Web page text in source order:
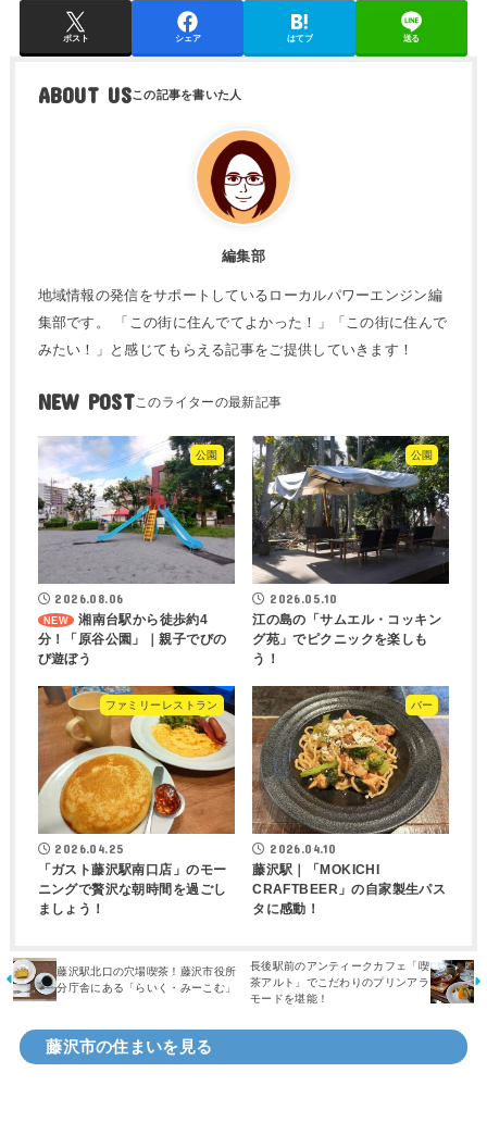
ポスト シェア はてブ 送る
ABOUT US
編集部
地域情報の発信をサポートしているローカルパワーエンジン編
集部です。 「この街に住んでてよかった！」「この街に住んで
みたい！」と感じてもらえる記事をご提供していきます！
NEW POST
公園
2026.08.06
湘南台駅から徒歩約4
分！「原谷公園」｜親子でびの
び遊ぼう
公園
2026.05.10
江の島の「サムエル・コッキン
グ苑」でピクニックを楽しも
う！
ファミリーレストラン
2026.04.25
「ガスト藤沢駅南口店」のモー
ニングで贅沢な朝時間を過ごし
ましょう！
バー
2026.04.10
藤沢駅｜「MOKICHI
CRAFTBEER」の自家製生パス
タに感動！
藤沢駅北口の穴場喫茶！藤沢市役所
分庁舎にある「らいく・みーこむ」
長後駅前のアンティークカフェ「喫
茶アルト」でこだわりのプリンアラ
モードを堪能！
藤沢市の住まいを見る